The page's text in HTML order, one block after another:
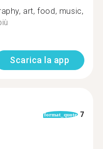
art, food, music,
Scarica la app
format_quote 7